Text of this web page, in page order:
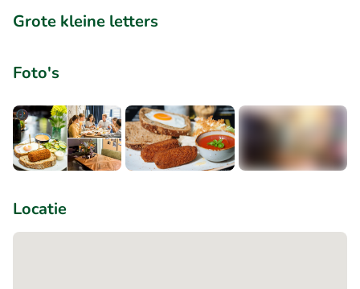
Grote kleine letters
Foto's
Locatie